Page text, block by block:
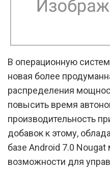
В операционную
новая более
распределения
повысить время
производительность
добавок к этому,
базе Android 7.0
возможности для